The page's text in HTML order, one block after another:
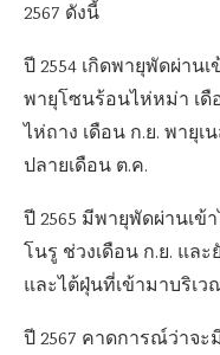
2567 ดังนี้
ปี 2554 เกิดพายุพัดผ่าน
พายุโซนร้อนไห่หม่า เดื
ไห่ถาง เดือน ก.ย. พายุ
ปลายเดือน ต.ค.
ปี 2565 มีพายุพัดผ่านเข้
โนรู ช่วงเดือน ก.ย. แล
และไต้ฝุ่นที่เข้ามาบริเ
ปี 2567 คาดการณ์ว่าจ